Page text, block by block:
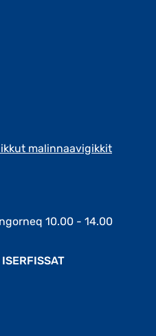
malinnaavigikkit
10.00 - 14.00